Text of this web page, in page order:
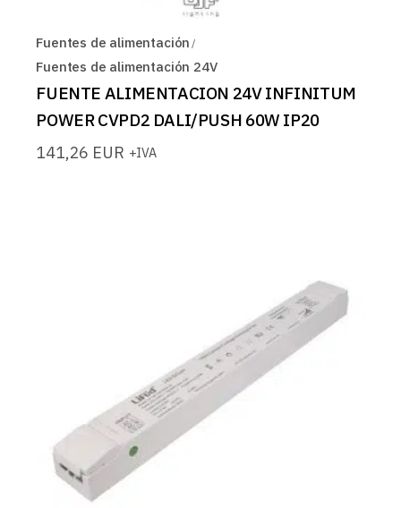
Fuentes de alimentación
Fuentes de alimentación 24V
FUENTE ALIMENTACION 24V INFINITUM
POWER CVPD2 DALI/PUSH 60W IP20
141,26 EUR +IVA